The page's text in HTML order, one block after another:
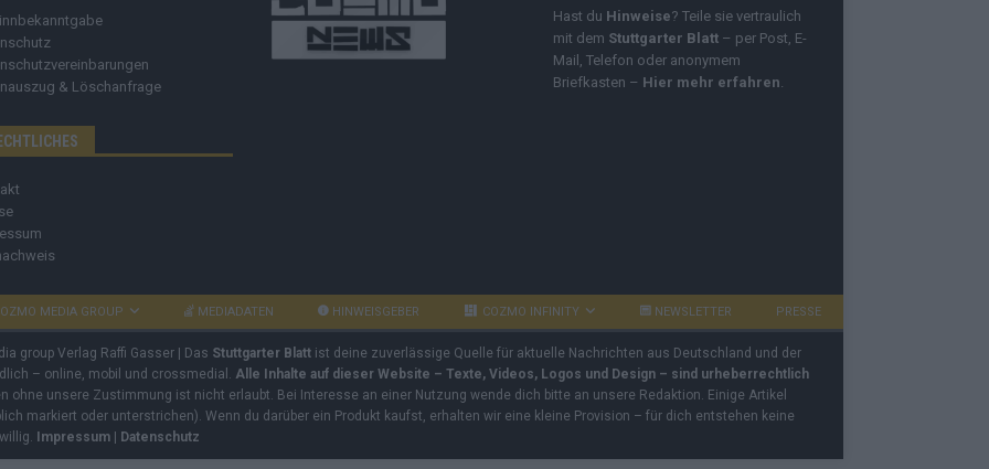
& Löschanfrage
Hast du Hinweise? Teile sie vertraulich
mit dem Stuttgarter Blatt – per Post, E-
Mail, Telefon oder anonymem
Briefkasten – Hier mehr erfahren
MEDIA GROUP MEDIADATEN HINWEISGEBER COZMO INFINITY NEWSLETTER PRESSE
group Verlag Raffi Gasser | Das Stuttgarter Blatt ist deine zuverlässige Quelle für aktuelle Nachrichten aus Deutschland und der
– online, mobil und crossmedial. Alle Inhalte auf dieser Website – Texte, Videos, Logos und Design – sind urheberrechtlich
ohne unsere Zustimmung ist nicht erlaubt. Bei Interesse an einer Nutzung wende dich bitte an unsere Redaktion. Einige Artikel
markiert oder unterstrichen). Wenn du darüber ein Produkt kaufst, erhalten wir eine kleine Provision – für dich entstehen keine
Impressum | Datenschutz